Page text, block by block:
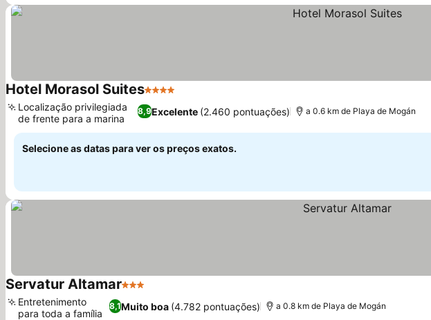
Hotel Morasol Suites4 Estrelas
8,9Excelente (2.460 pontuações)
Localização privilegiada
de frente para a marina
a 0.6 km de Playa de Mogán
Selecione as datas para ver os preços exatos.
Servatur Altamar3 Estrelas
8,1Muito boa (4.782 pontuações)
Entretenimento
para toda a família
a 0.8 km de Playa de Mogán